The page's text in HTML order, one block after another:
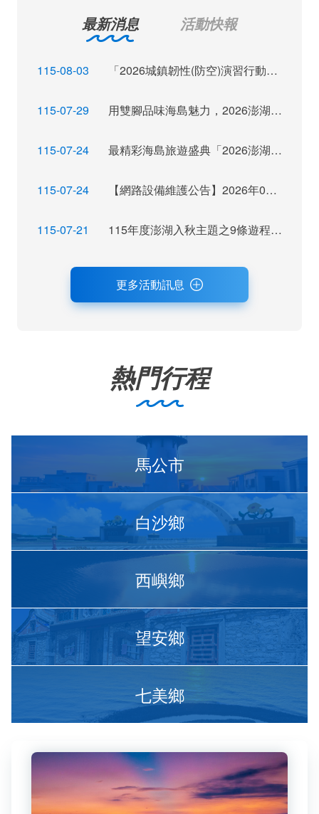
最新消息
115-08-03 「2026城鎮韌性(防空)演習行動網路降速演練」訊息布達
115-07-29 用雙腳品味海島魅力，2026澎湖秋季觀光運動休閒主題活動報名倒數
115-07-24 最精彩海島旅遊盛典「2026澎湖秋瘋季」魅力登場
115-07-24 【網路設備維護公告】2026年07月28日（二）22：00~ 24:00 屆時將暫停網站服務，不便之處，尚祈見諒。
115-07-21 115年度澎湖入秋主題之9條遊程獲選，攜手業者拓展旅遊市場及客源
更多活動訊息
活動快報
熱門行程
馬公市
白沙鄉
西嶼鄉
望安鄉
七美鄉